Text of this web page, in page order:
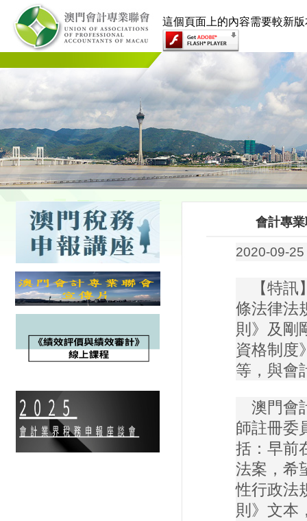
這個頁面上的內容需要較新版
會計專
2020-09-
【特訊
條法律法
則》及剛
資格制度
等，與會
澳門會
師註冊委
括：早前
法案，希
性行政法
則》文本